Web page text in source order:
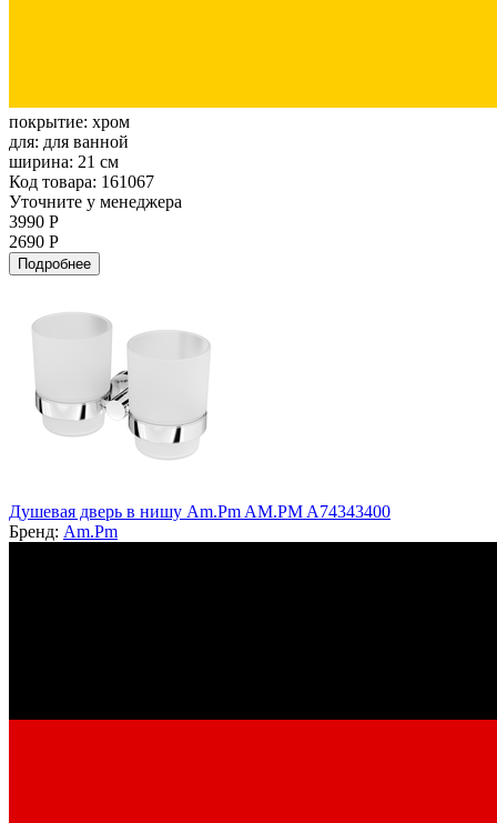
покрытие: хром
для: для ванной
ширина: 21 см
Код товара: 161067
Уточните у менеджера
3990 Р
2690 Р
Подробнее
Душевая дверь в нишу Am.Pm AM.PM A74343400
Бренд: Am.Pm